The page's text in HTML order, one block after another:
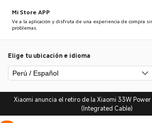
Mi Store APP
Ve a la aplicación y disfruta de una experiencia de compra
problemas.
Elige tu ubicación e idioma
Perú / Español
Xiaomi anuncia el retiro de la Xiaomi 33W
(Integrated Cable)